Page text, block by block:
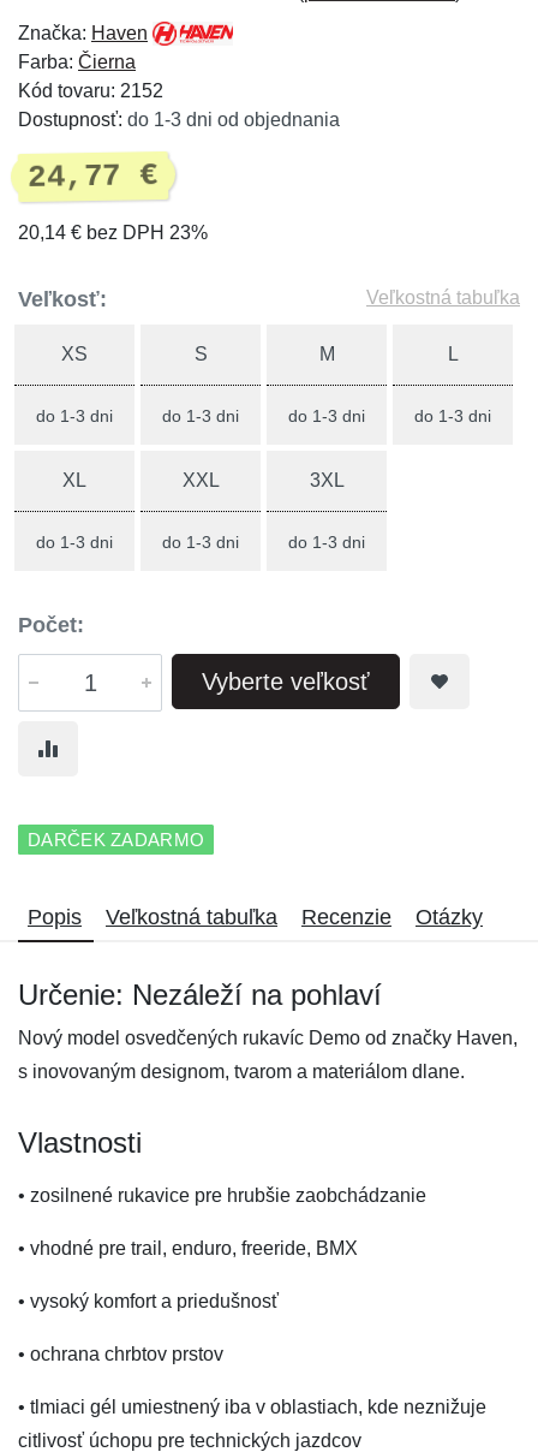
Značka: Haven
Farba: Čierna
Kód tovaru: 2152
Dostupnosť: do 1-3 dni od objednania
24,77 €
20,14 € bez DPH 23%
Veľkosť: Veľkostná tabuľka
XS
do 1-3 dni
S
do 1-3 dni
M
do 1-3 dni
L
do 1-3 dni
XL
do 1-3 dni
XXL
do 1-3 dni
3XL
do 1-3 dni
Počet:
Vyberte veľkosť
DARČEK ZADARMO
Popis Veľkostná tabuľka Recenzie Otázky
Určenie: Nezáleží na pohlaví
Nový model osvedčených rukavíc Demo od značky Haven,
s inovovaným designom, tvarom a materiálom dlane.
Vlastnosti
• zosilnené rukavice pre hrubšie zaobchádzanie
• vhodné pre trail, enduro, freeride, BMX
• vysoký komfort a priedušnosť
• ochrana chrbtov prstov
• tlmiaci gél umiestnený iba v oblastiach, kde neznižuje
citlivosť úchopu pre technických jazdcov